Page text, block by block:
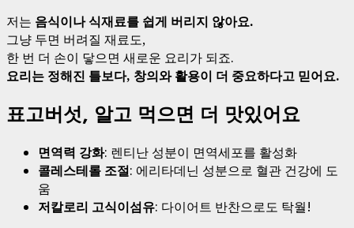
저는 음식이나 식재료를 쉽게 버리지 않아요.
그냥 두면 버려질 재료도,
한 번 더 손이 닿으면 새로운 요리가 되죠.
요리는 정해진 틀보다, 창의와 활용이 더 중요하다고 믿어요.
표고버섯, 알고 먹으면 더 맛있어요
면역력 강화: 렌티난 성분이 면역세포를 활성화
콜레스테롤 조절: 에리타데닌 성분으로 혈관 건강에 도
움
저칼로리 고식이섬유: 다이어트 반찬으로도 탁월!